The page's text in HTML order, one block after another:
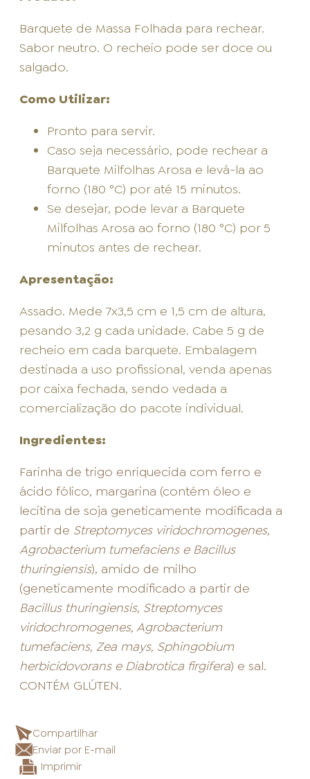
Barquete de Massa Folhada para rechear.
Sabor neutro. O recheio pode ser doce ou
salgado.
Como Utilizar:
Pronto para servir.
Caso seja necessário, pode rechear a
Barquete Milfolhas Arosa e levá-la ao
forno (180 °C) por até 15 minutos.
Se desejar, pode levar a Barquete
Milfolhas Arosa ao forno (180 °C) por 5
minutos antes de rechear.
Apresentação:
Assado. Mede 7x3,5 cm e 1,5 cm de altura,
pesando 3,2 g cada unidade. Cabe 5 g de
recheio em cada barquete. Embalagem
destinada a uso profissional, venda apenas
por caixa fechada, sendo vedada a
comercialização do pacote individual.
Ingredientes:
Farinha de trigo enriquecida com ferro e
ácido fólico, margarina (contém óleo e
lecitina de soja geneticamente modificada a
partir de Streptomyces viridochromogenes,
Agrobacterium tumefaciens e Bacillus
thuringiensis), amido de milho
(geneticamente modificado a partir de
Bacillus thuringiensis, Streptomyces
viridochromogenes, Agrobacterium
tumefaciens, Zea mays, Sphingobium
herbicidovorans e Diabrotica firgifera) e sal.
CONTÉM GLÚTEN.
Compartilhar
Enviar por E-mail
Imprimir